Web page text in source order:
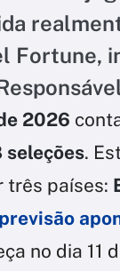
Fortune,
2026
.
três países:
no dia 11